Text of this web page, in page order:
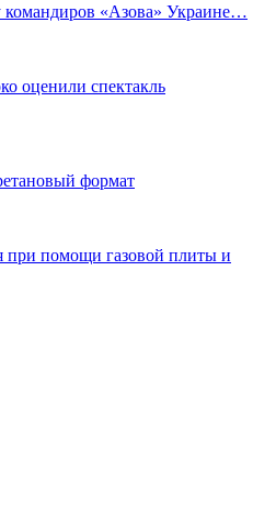
командиров «Азова» Украине…
оценили спектакль
формат
при помощи газовой плиты и